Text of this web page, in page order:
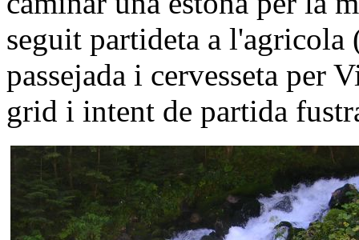
seguit partideta a
passejada i cervesseta per
grid i intent de partida